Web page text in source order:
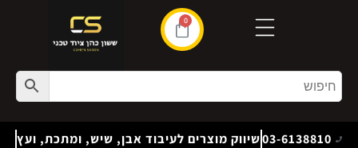
0
03-6138810שיווק מוצרים לעיבוד אבן, שיש, ומתכת, ועץ